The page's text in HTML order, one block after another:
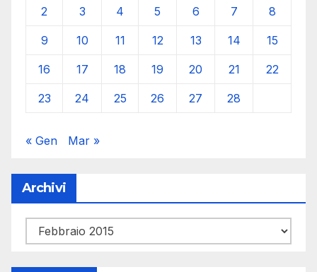
2 3 4 5 6 7 8
9 10 11 12 13 14 15
16 17 18 19 20 21 22
23 24 25 26 27 28
« Gen Mar »
Archivi
Archivi